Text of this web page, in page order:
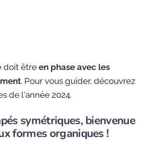
doit être en phase avec les
. Pour vous guider, découvrez
de l'année 2024.
symétriques, bienvenue
formes organiques !